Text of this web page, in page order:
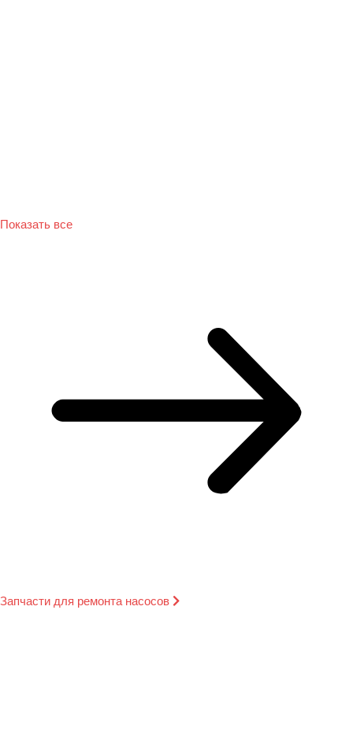
Показать все
Запчасти для ремонта насосов